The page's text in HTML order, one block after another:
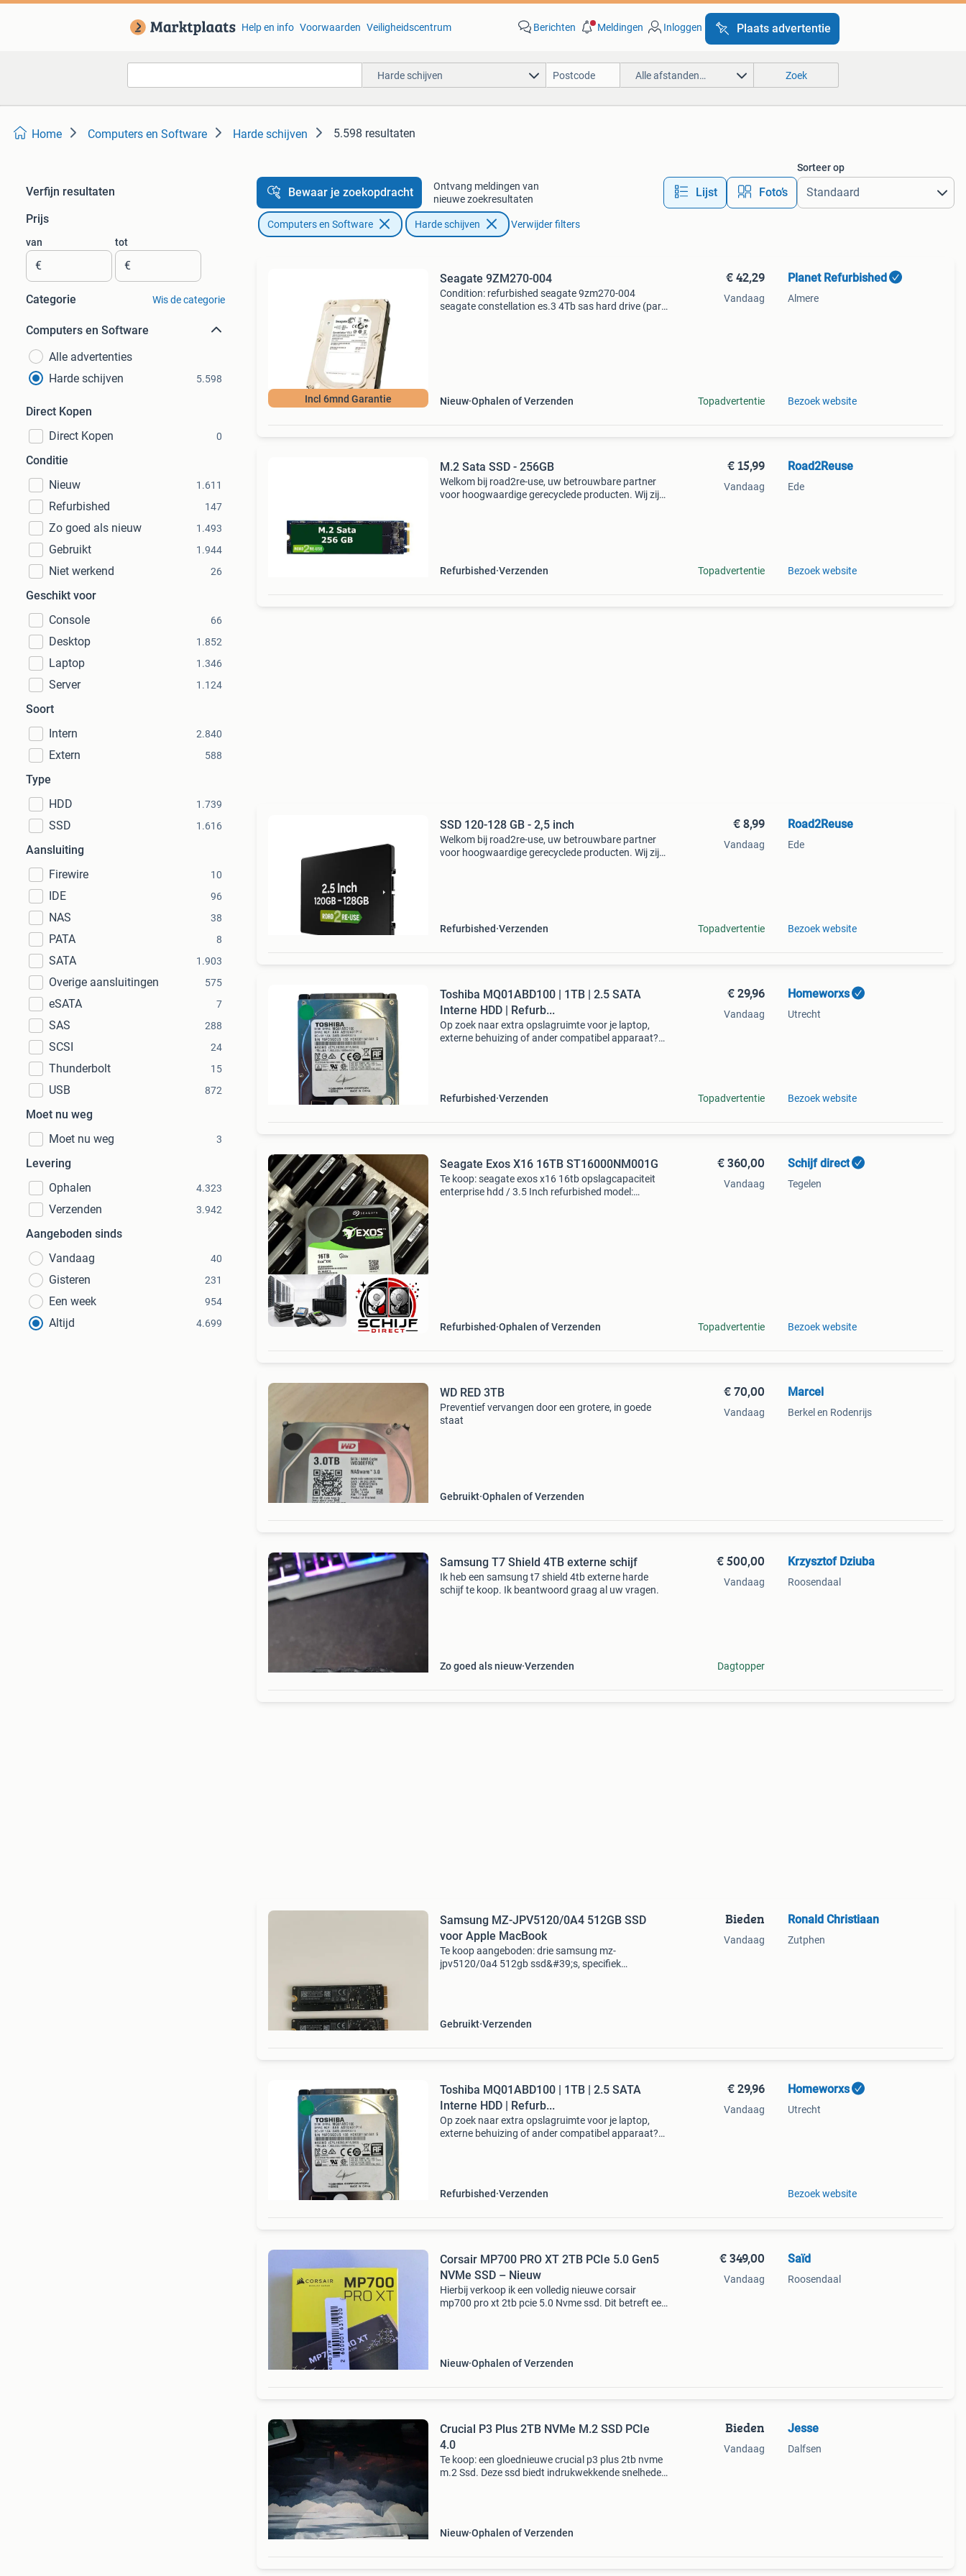
Help en info Voorwaarden Veiligheidscentrum Berichten Meldingen Inloggen Plaats advertentie
Harde schijven Alle afstanden… Zoek
Home Computers en Software Harde schijven 5.598 resultaten
Verfijn resultaten
Prijs
van
€
tot
€
Categorie Wis de categorie
Computers en Software
Alle advertenties
Harde schijven
5.598
Direct Kopen
Direct Kopen
0
Conditie
Nieuw
1.611
Refurbished 147
Zo goed als nieuw 1.493
Gebruikt 1.944
Niet werkend 26
Geschikt voor
Console
66
Desktop 1.852
Laptop 1.346
Server 1.124
Soort
Intern
2.840
Extern 588
Type
HDD
1.739
SSD 1.616
Aansluiting
Firewire
10
IDE 96
NAS 38
PATA 8
SATA 1.903
Overige aansluitingen 575
eSATA 7
SAS 288
SCSI 24
Thunderbolt 15
USB 872
Moet nu weg
Moet nu weg
3
Levering
Ophalen
4.323
Verzenden 3.942
Aangeboden sinds
Vandaag
40
Gisteren 231
Een week 954
Altijd 4.699
Bewaar je zoekopdracht
Ontvang meldingen van
nieuwe zoekresultaten
Lijst Foto’s
Sorteer op
Computers en Software Harde schijven Verwijder filters
Incl 6mnd Garantie
Seagate 9ZM270-004
Condition: refurbished seagate 9zm270-004
seagate constellation es.3 4Tb sas hard drive (part
Nieuw Ophalen of Verzenden
€ 42,29
Vandaag
Topadvertentie
Planet Refurbished
Almere
Bezoek website
M.2 Sata SSD - 256GB
Welkom bij road2re-use, uw betrouwbare partner
voor hoogwaardige gerecyclede producten. Wij zijn
Refurbished Verzenden
€ 15,99
Vandaag
Topadvertentie
Road2Reuse
Ede
Bezoek website
SSD 120-128 GB - 2,5 inch
Welkom bij road2re-use, uw betrouwbare partner
voor hoogwaardige gerecyclede producten. Wij zijn
Refurbished Verzenden
€ 8,99
Vandaag
Topadvertentie
Road2Reuse
Ede
Bezoek website
Toshiba MQ01ABD100 | 1TB | 2.5 SATA
Interne HDD | Refurb...
Op zoek naar extra opslagruimte voor je laptop,
externe behuizing of ander compatibel apparaat?
Refurbished Verzenden
€ 29,96
Vandaag
Topadvertentie
Homeworxs
Utrecht
Bezoek website
Seagate Exos X16 16TB ST16000NM001G
Te koop: seagate exos x16 16tb opslagcapaciteit
enterprise hdd / 3.5 Inch refurbished model:
Refurbished Ophalen of Verzenden
€ 360,00
Vandaag
Topadvertentie
Schijf direct
Tegelen
Bezoek website
WD RED 3TB
Preventief vervangen door een grotere, in goede
staat
Gebruikt Ophalen of Verzenden
€ 70,00
Vandaag
Marcel
Berkel en Rodenrijs
Samsung T7 Shield 4TB externe schijf
Ik heb een samsung t7 shield 4tb externe harde
schijf te koop. Ik beantwoord graag al uw vragen.
Zo goed als nieuw Verzenden
€ 500,00
Vandaag
Dagtopper
Krzysztof Dziuba
Roosendaal
Samsung MZ-JPV5120/0A4 512GB SSD
voor Apple MacBook
Te koop aangeboden: drie samsung mz-
jpv5120/0a4 512gb ssd&#39;s, specifiek
Gebruikt Verzenden
Bieden
Vandaag
Ronald Christiaan
Zutphen
Toshiba MQ01ABD100 | 1TB | 2.5 SATA
Interne HDD | Refurb...
Op zoek naar extra opslagruimte voor je laptop,
externe behuizing of ander compatibel apparaat?
Refurbished Verzenden
€ 29,96
Vandaag
Homeworxs
Utrecht
Bezoek website
Corsair MP700 PRO XT 2TB PCIe 5.0 Gen5
NVMe SSD – Nieuw
Hierbij verkoop ik een volledig nieuwe corsair
mp700 pro xt 2tb pcie 5.0 Nvme ssd. Dit betreft een
Nieuw Ophalen of Verzenden
€ 349,00
Vandaag
Saïd
Roosendaal
Crucial P3 Plus 2TB NVMe M.2 SSD PCIe
4.0
Te koop: een gloednieuwe crucial p3 plus 2tb nvme
m.2 Ssd. Deze ssd biedt indrukwekkende snelheden
Nieuw Ophalen of Verzenden
Bieden
Vandaag
Jesse
Dalfsen